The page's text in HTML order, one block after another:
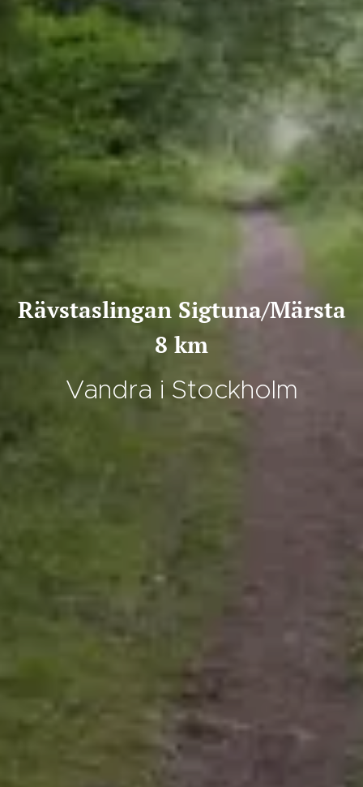
Rävstaslingan Sigtuna/Märsta
8 km
Vandra i Stockholm